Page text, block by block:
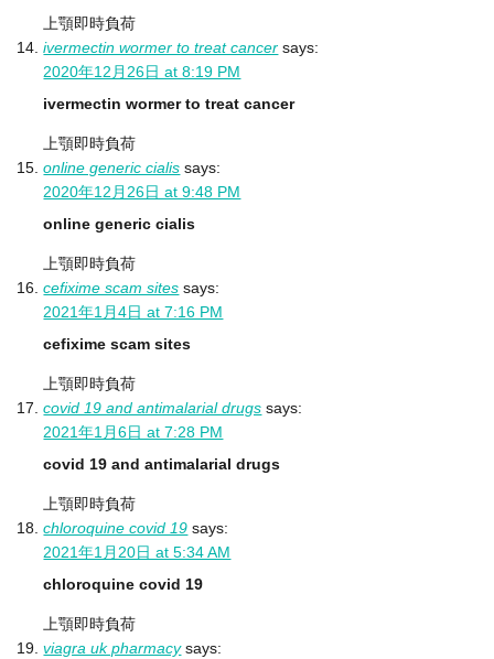
上顎即時負荷
ivermectin wormer to treat cancer says:
2020年12月26日 at 8:19 PM
ivermectin wormer to treat cancer
上顎即時負荷
online generic cialis says:
2020年12月26日 at 9:48 PM
online generic cialis
上顎即時負荷
cefixime scam sites says:
2021年1月4日 at 7:16 PM
cefixime scam sites
上顎即時負荷
covid 19 and antimalarial drugs says:
2021年1月6日 at 7:28 PM
covid 19 and antimalarial drugs
上顎即時負荷
chloroquine covid 19 says:
2021年1月20日 at 5:34 AM
chloroquine covid 19
上顎即時負荷
viagra uk pharmacy says: